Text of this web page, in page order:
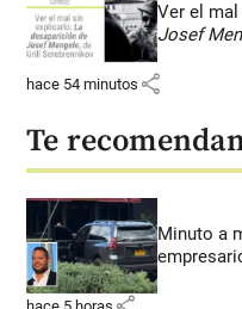
Ver el
Josef
hace 54 minutos share
Te
Minuto a